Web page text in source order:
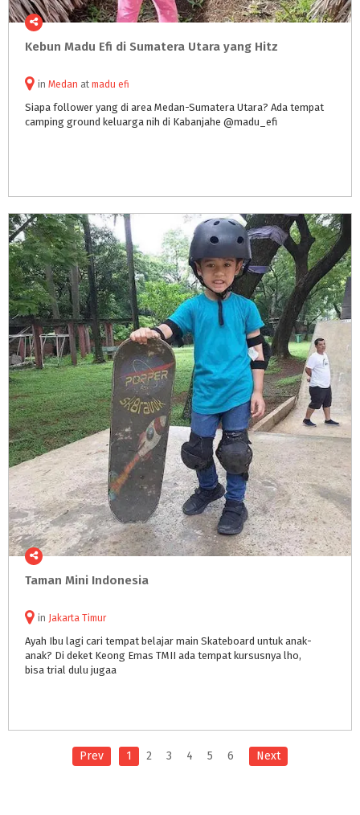
Kebun Madu Efi di Sumatera Utara yang Hitz
in Medan at madu efi
Siapa follower yang di area Medan-Sumatera Utara? Ada tempat
camping ground keluarga nih di Kabanjahe @madu_efi
Taman Mini Indonesia
in Jakarta Timur
Ayah Ibu lagi cari tempat belajar main Skateboard untuk anak-
anak? Di deket Keong Emas TMII ada tempat kursusnya lho,
bisa trial dulu jugaa
Prev 1 2 3 4 5 6 Next